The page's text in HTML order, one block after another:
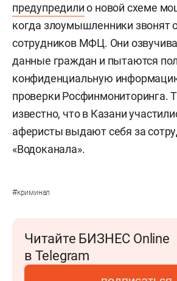
предупредилио новой схеме
когда злоумышленники звонят
сотрудников МФЦ. Они
данные граждан и пытаются
конфиденциальную
проверки Росфинмониторинга.
известно, что в Казани
аферисты выдают себя за
«Водоканала».
#криминал
Читайте БИЗНЕС Online
в Telegram